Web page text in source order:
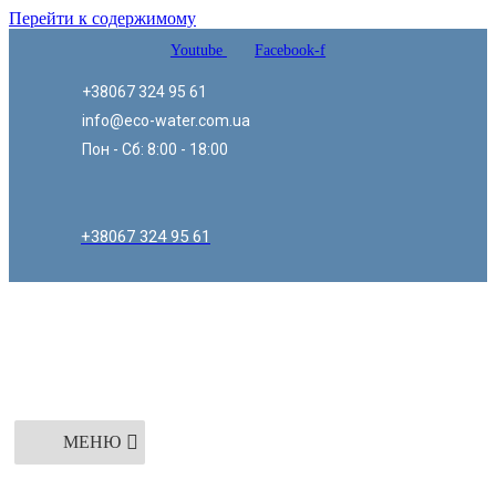
Перейти к содержимому
Youtube Facebook-f
+38067 324 95 61
info@eco-water.com.ua
Пон - Сб: 8:00 - 18:00
+38067 324 95 61
МЕНЮ